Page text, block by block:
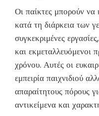
Οι παίκτες μπορούν να
κατά τη διάρκεια των
συγκεκριμένες
και εκμεταλλευόμενοι
χρόνου. Αυτές οι
εμπειρία παιχνιδιού
απαραίτητους πόρους
αντικείμενα και